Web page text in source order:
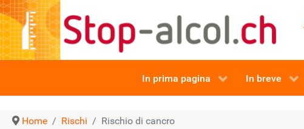
In prima pagina In breve
Home Rischi Rischio di cancro